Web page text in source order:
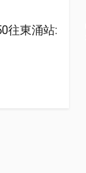
往東涌站: